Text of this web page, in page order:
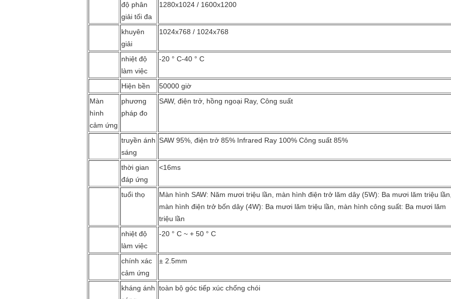
độ phân
giải tối đa
1280x1024 / 1600x1200
khuyên
giải
1024x768 / 1024x768
nhiệt độ
làm việc
-20 ° C-40 ° C
Hiện bền
50000 giờ
Màn
hình
cảm ứng
phương
pháp đo
SAW, điện trở, hồng ngoại Ray, Công suất
truyền ánh
sáng
SAW 95%, điện trở 85% Infrared Ray 100% Công suất 85%
thời gian
đáp ứng
<16ms
tuổi thọ
Màn hình SAW: Năm mươi triệu lần, màn hình điện trở lăm dây (5W): Ba mươi lăm triệu
màn hình điện trở bốn dây (4W): Ba mươi lăm triệu lần, màn hình công suất: Ba mươi lăm
triệu lần
nhiệt độ
làm việc
-20 ° C ~ + 50 ° C
chính xác
cảm ứng
± 2.5mm
kháng ánh toàn bộ góc tiếp xúc chống chói